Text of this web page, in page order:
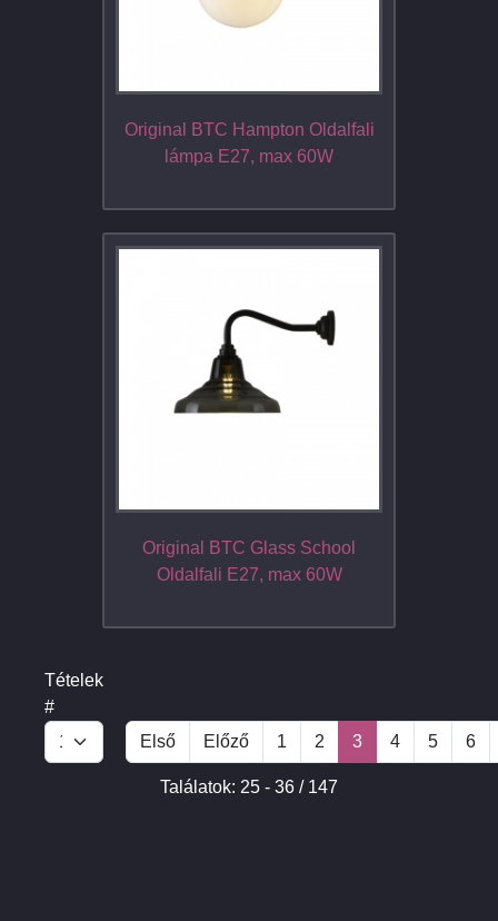
Original BTC Hampton Oldalfali
lámpa E27, max 60W
Original BTC Glass School
Oldalfali E27, max 60W
Tételek
#
Első
Előző 1 2 3 4 5 6
Találatok: 25 - 36 / 147